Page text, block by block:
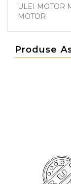
ULEI MOTOR
MOTOR
Produse